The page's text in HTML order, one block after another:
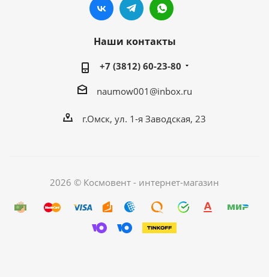
Наши контакты
+7 (3812) 60-23-80
naumow001@inbox.ru
г.Омск, ул. 1-я Заводская, 23
2026 © Космовент - интернет-магазин